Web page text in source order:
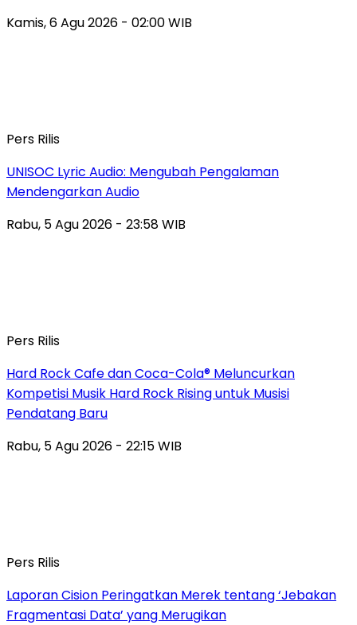
Kamis, 6 Agu 2026 - 02:00 WIB
Pers Rilis
UNISOC Lyric Audio: Mengubah Pengalaman
Mendengarkan Audio
Rabu, 5 Agu 2026 - 23:58 WIB
Pers Rilis
Hard Rock Cafe dan Coca-Cola® Meluncurkan
Kompetisi Musik Hard Rock Rising untuk Musisi
Pendatang Baru
Rabu, 5 Agu 2026 - 22:15 WIB
Pers Rilis
Laporan Cision Peringatkan Merek tentang ‘Jebakan
Fragmentasi Data’ yang Merugikan